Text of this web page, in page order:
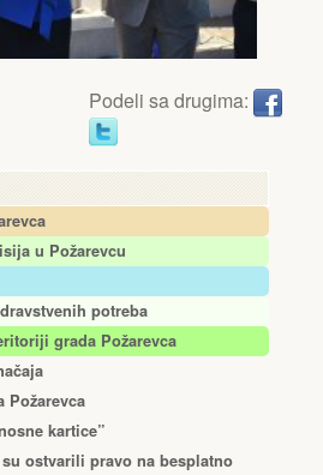
u Požarevcu
potreba
grada Požarevca
Požarevca
kartice”
ostvarili pravo na besplatno
Podeli sa drugima: